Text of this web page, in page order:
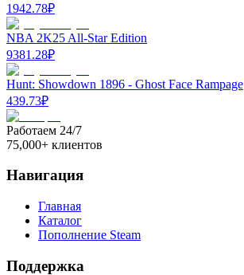
1942.78₽
NBA 2K25 All-Star Edition
9381.28₽
Hunt: Showdown 1896 - Ghost Face Rampage
439.73₽
Работаем 24/7
75,000+ клиентов
Навигация
Главная
Каталог
Пополнение Steam
Поддержка